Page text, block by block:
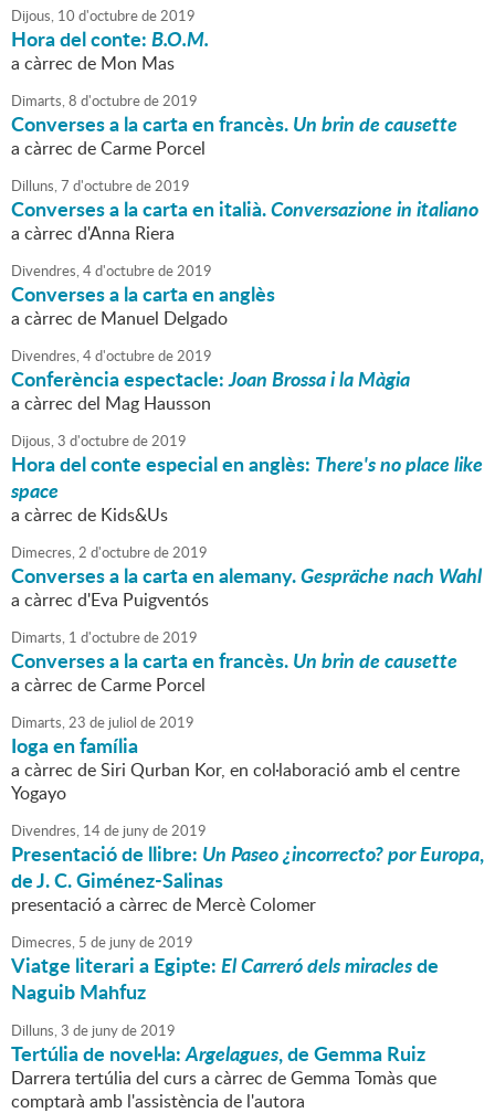
Dijous, 10 d'octubrede2019
Hora del conte:B.O.M.
a càrrec de Mon Mas
Dimarts,8 d'octubrede2019
Converses a la carta en francès.Un brin de causette
a càrrec de Carme Porcel
Dilluns,7 d'octubrede2019
Converses a la carta en italià.Conversazione in italiano
a càrrec d'Anna Riera
Divendres,4d'octubrede2019
Converses a la carta en anglès
a càrrec de Manuel Delgado
Divendres,4d'octubrede2019
Conferència espectacle:Joan Brossa i la Màgia
a càrrec del Mag Hausson
Dijous,3 d'octubrede2019
Hora del conte especial en anglès: There's no place like
space
a càrrec de Kids&Us
Dimecres,2 d'octubrede2019
Converses a la carta en alemany.Gespräche nach Wahl
a càrrec d'Eva Puigventós
Dimarts, 1 d'octubrede2019
Converses a la carta en francès.Un brin de causette
a càrrec de Carme Porcel
Dimarts,23 de juliol de2019
Ioga en família
a càrrec de Siri Qurban Kor, en col·laboració amb el centre
Yogayo
Divendres, 14de junyde2019
Presentació de llibre: Un Paseo ¿incorrecto? por Europa,
de J. C. Giménez-Salinas
presentació a càrrec de Mercè Colomer
Dimecres, 5 de junyde2019
Viatge literari a Egipte:El Carreró dels miraclesde
Naguib Mahfuz
Dilluns,3 de junyde2019
Tertúlia de novel·la:Argelagues, de Gemma Ruiz
Darrera tertúlia del curs a càrrec de Gemma Tomàs que
comptarà amb l'assistència de l'autora